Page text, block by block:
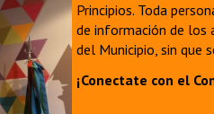
Principios. Toda
de información de los
del Municipio, sin que
¡Conectate con el